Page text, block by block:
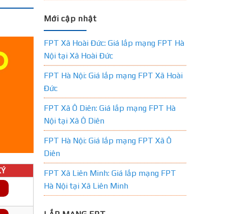
Mới cập nhật
FPT Xã Hoài Đức: Giá lắp mạng FPT Hà
Nội tại Xã Hoài Đức
FPT Hà Nội: Giá lắp mạng FPT Xã Hoài
Đức
FPT Xã Ô Diên: Giá lắp mạng FPT Hà
Nội tại Xã Ô Diên
FPT Hà Nội: Giá lắp mạng FPT Xã Ô
Diên
FPT Xã Liên Minh: Giá lắp mạng FPT
Hà Nội tại Xã Liên Minh